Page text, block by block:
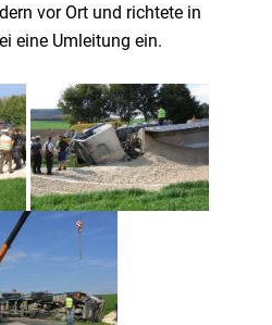
vor Ort und richtete in
eine Umleitung ein.